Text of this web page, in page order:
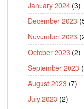
January 2024 (3)
December 2023
November 2023
October 2023 (2)
September 2023
August 2023 (7)
July 2023 (2)